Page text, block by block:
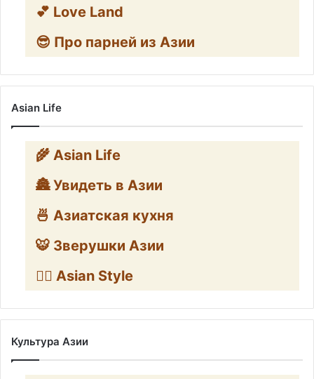
💕 Love Land
😎 Про парней из Азии
Asian Life
🌾 Asian Life
🏯 Увидеть в Азии
🍜 Азиатская кухня
🐯 Зверушки Азии
🧛‍♂️ Asian Style
Культура Азии